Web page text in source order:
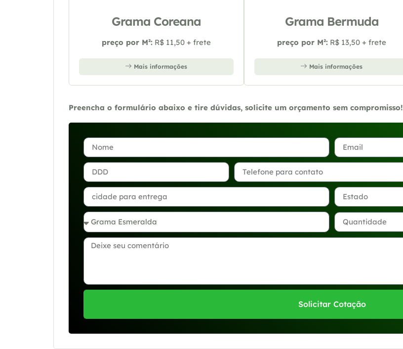
Grama Coreana
preço por M²: R$ 11,50 + frete
Mais informações
Grama Bermuda
preço por M²: R$ 13,50 + frete
Mais informações
Preencha o formulário abaixo e tire dúvidas, solicite um orçamento sem compromisso!
Solicitar Cotação